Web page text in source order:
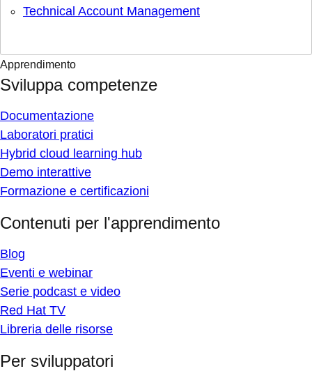
Technical Account Management
Apprendimento
Sviluppa competenze
Documentazione
Laboratori pratici
Hybrid cloud learning hub
Demo interattive
Formazione e certificazioni
Contenuti per l'apprendimento
Blog
Eventi e webinar
Serie podcast e video
Red Hat TV
Libreria delle risorse
Per sviluppatori